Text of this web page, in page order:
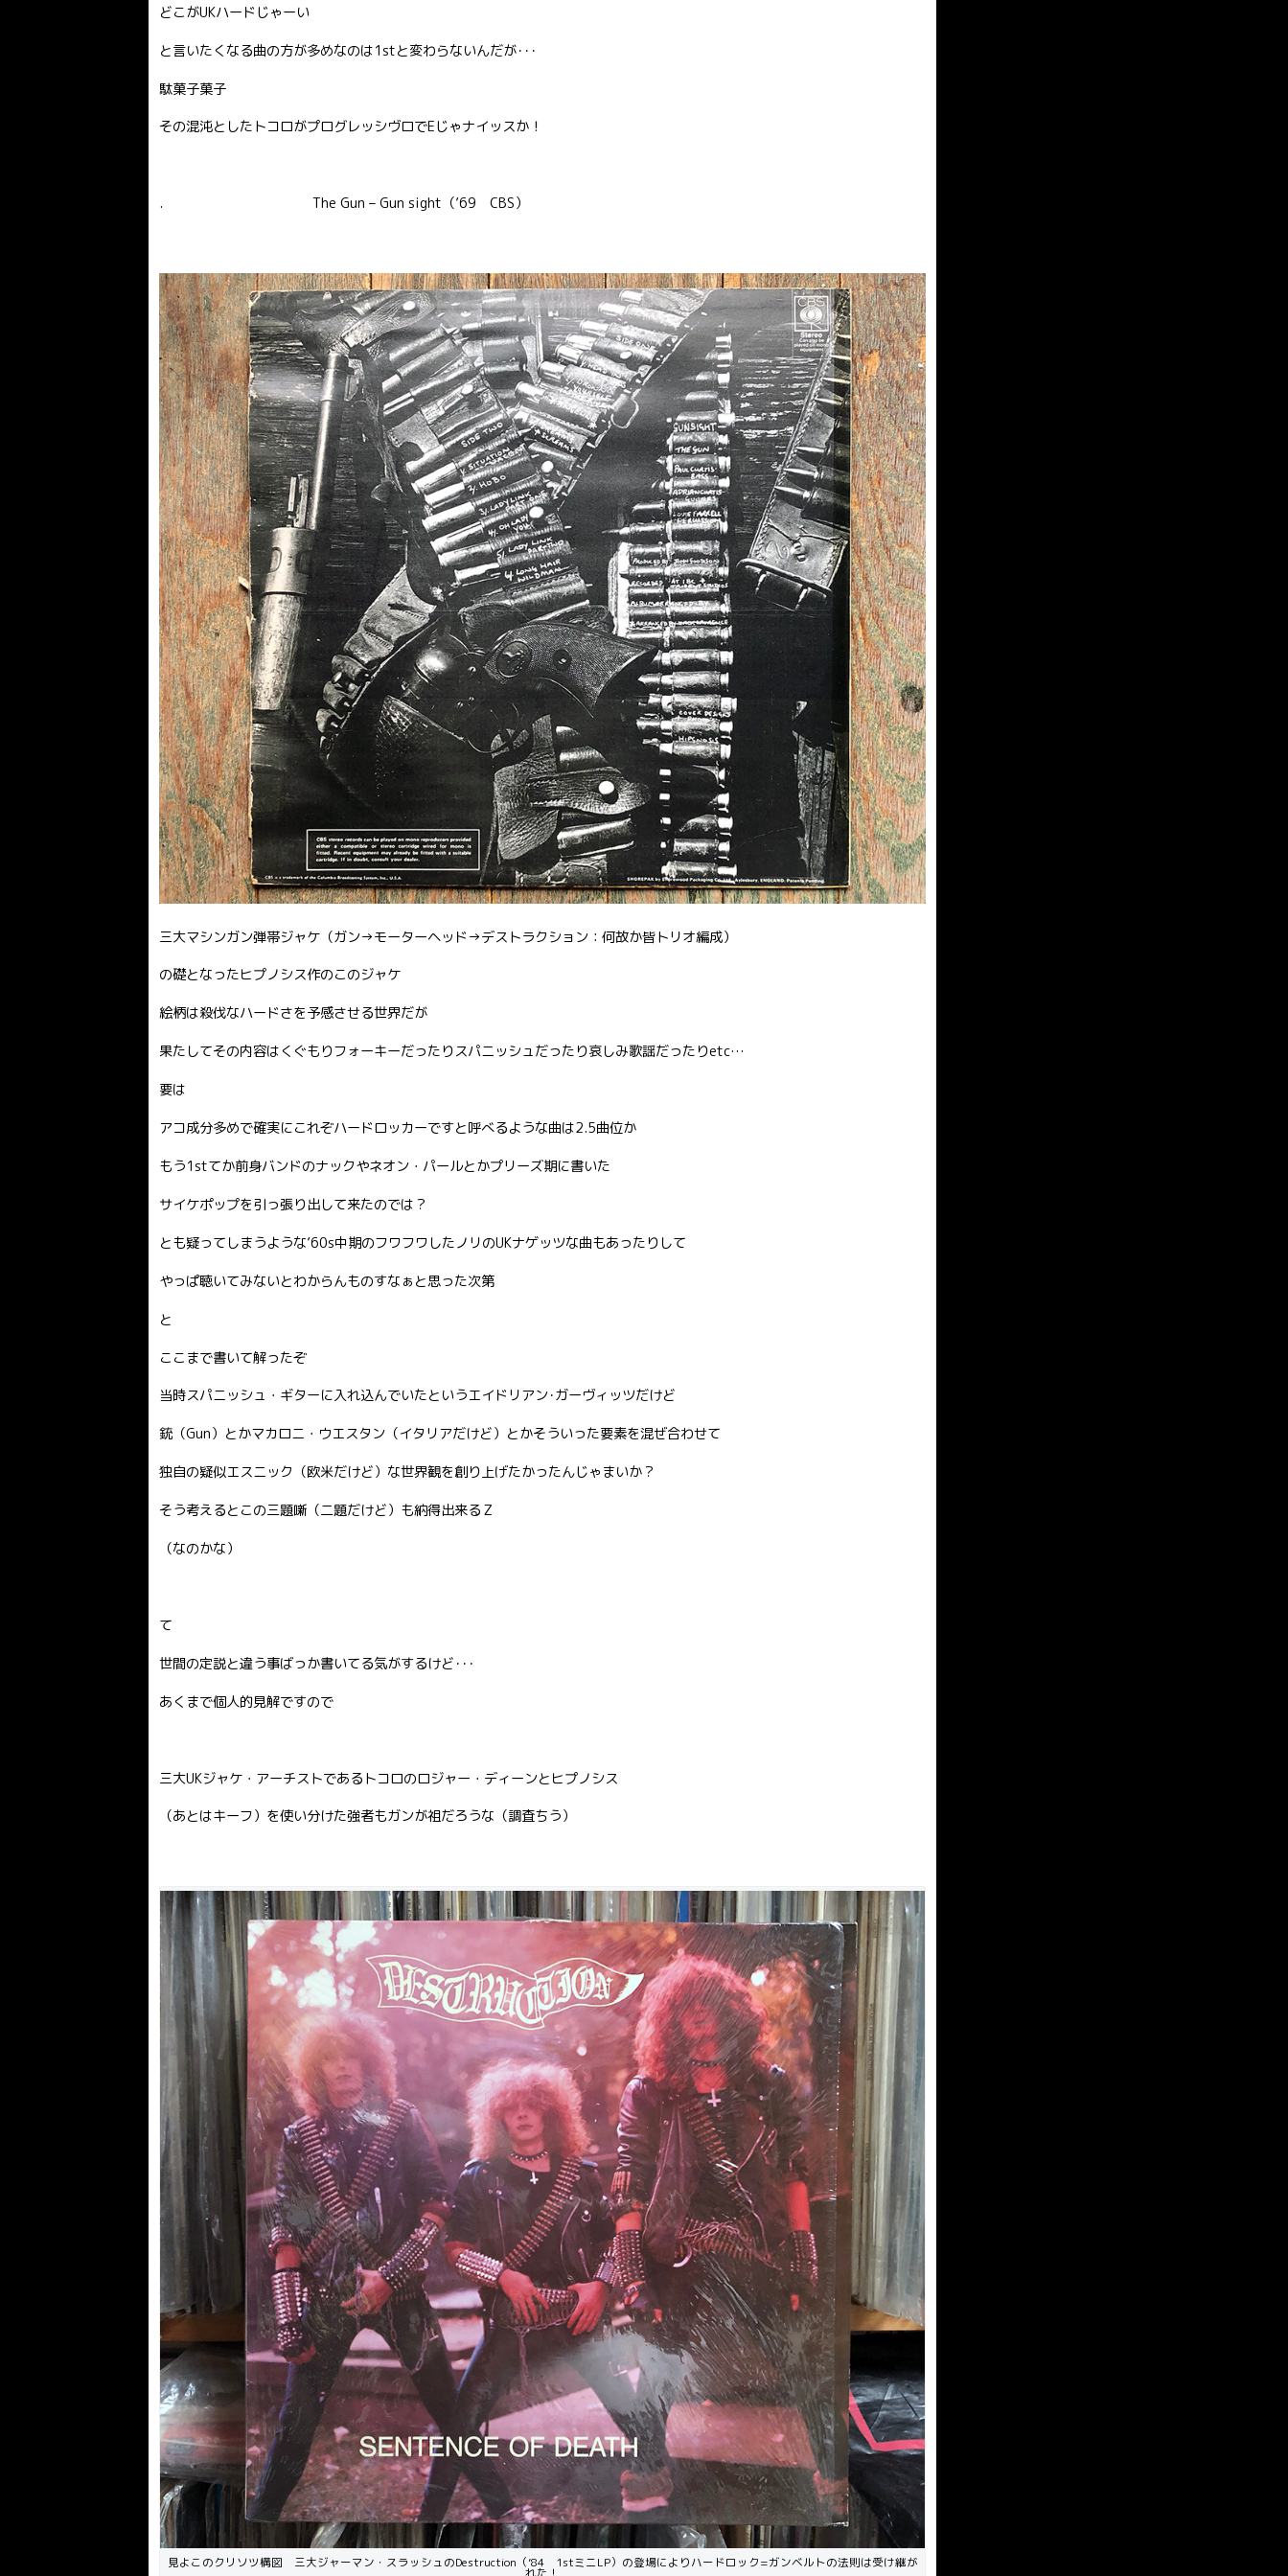
どこがUKハードじゃーい
と言いたくなる曲の方が多めなのは1stと変わらないんだが･･･
駄菓子菓子
その混沌としたトコロがプログレッシヴロでEじゃナイッスか！
. The Gun – Gun sight（’69 CBS）
三大マシンガン弾帯ジャケ（ガン→モーターヘッド→デストラクション：何故か皆トリオ編成）
の礎となったヒプノシス作のこのジャケ
絵柄は殺伐なハードさを予感させる世界だが
果たしてその内容はくぐもりフォーキーだったりスパニッシュだったり哀しみ歌謡だったりetc…
要は
アコ成分多めで確実にこれぞハードロッカーですと呼べるような曲は2.5曲位か
もう1stてか前身バンドのナックやネオン・パールとかプリーズ期に書いた
サイケポップを引っ張り出して来たのでは？
とも疑ってしまうような’60s中期のフワフワしたノリのUKナゲッツな曲もあったりして
やっぱ聴いてみないとわからんものすなぁと思った次第
と
ここまで書いて解ったぞ
当時スパニッシュ・ギターに入れ込んでいたというエイドリアン･ガーヴィッツだけど
銃（Gun）とかマカロニ・ウエスタン（イタリアだけど）とかそういった要素を混ぜ合わせて
独自の疑似エスニック（欧米だけど）な世界観を創り上げたかったんじゃまいか？
そう考えるとこの三題噺（二題だけど）も納得出来るＺ
（なのかな）
て
世間の定説と違う事ばっか書いてる気がするけど･･･
あくまで個人的見解ですので
三大UKジャケ・アーチストであるトコロのロジャー・ディーンとヒプノシス
（あとはキーフ）を使い分けた強者もガンが祖だろうな（調査ちう）
見よこのクリソツ構図 三大ジャーマン・スラッシュのDestruction（’84 1stミニLP）の登場によりハードロック=ガンベルトの法則は受け継が